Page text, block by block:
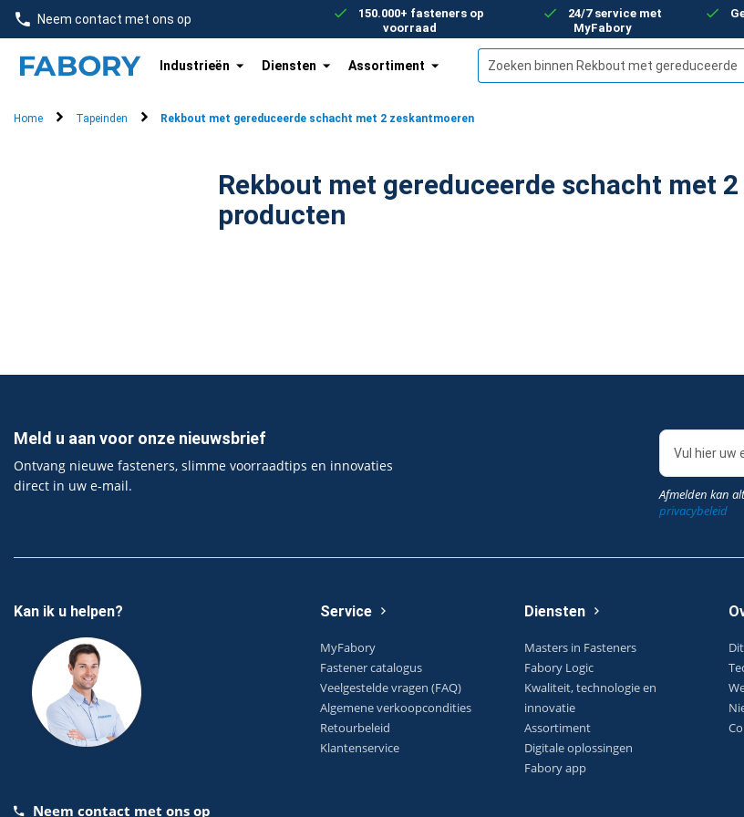
text.skipToContent
text.skipToNavigation
Neem contact met ons op
150.000+ fasteners op
voorraad
24/7 service met
MyFabory
Industrieën Diensten Assortiment
Home Tapeinden Rekbout met gereduceerde schacht met 2 zeskantmoeren
Rekbout met gereduceerde schacht met 2
producten
Meld u aan voor onze nieuwsbrief
Ontvang nieuwe fasteners, slimme voorraadtips en innovaties
direct in uw e‑mail.
Afmelden kan
privacybeleid
Kan ik u helpen?
Neem contact met ons op
Service
MyFabory
Fastener catalogus
Veelgestelde vragen (FAQ)
Algemene verkoopcondities
Retourbeleid
Klantenservice
Diensten
Masters in Fasteners
Fabory Logic
Kwaliteit, technologie en
innovatie
Assortiment
Digitale oplossingen
Fabory app